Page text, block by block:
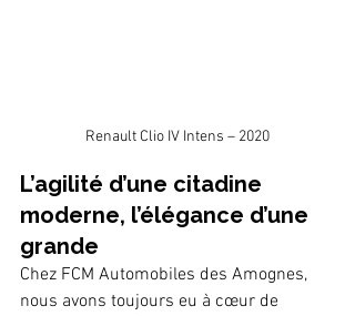
Renault Clio IV Intens – 2020
L’agilité d’une citadine
moderne, l’élégance d’une
grande
Chez FCM Automobiles des Amognes,
nous avons toujours eu à cœur de